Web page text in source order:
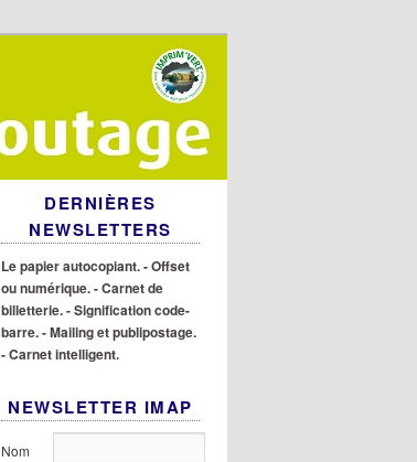
DERNIÈRES
NEWSLETTERS
Le papier autocopiant.- Offset
ou numérique.- Carnet de
billetterie.- Signification code-
barre.- Mailing et publipostage.
- Carnet intelligent.
NEWSLETTER IMAP
Nom